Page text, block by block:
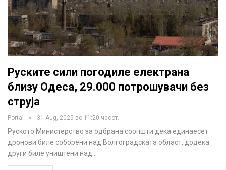
Руските сили погодиле електрана
близу Одеса, 29.000 потрошувачи без
струја
Portal 31 Aug, 2025 во 11:20 часот.
Руското Министерство за одбрана соопшти дека единаесет
дронови биле соборени над Волгоградската област, додека
други биле уништени над…